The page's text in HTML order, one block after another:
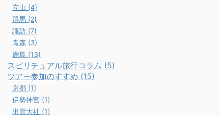
立山 (4)
群馬 (2)
諏訪 (7)
青森 (3)
鹿島 (13)
スピリチュアル旅行コラム (5)
ツアー参加のすすめ (15)
京都 (1)
伊勢神宮 (1)
出雲大社 (1)